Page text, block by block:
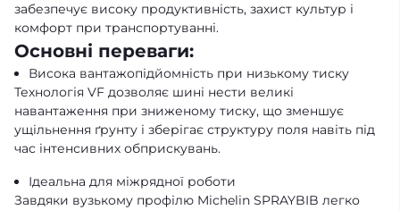
забезпечує високу продуктивність, захист культур і
комфорт при транспортуванні.
Основні переваги:
Висока вантажопідйомність при низькому тиску
Технологія VF дозволяє шині нести великі
навантаження при зниженому тиску, що зменшує
ущільнення ґрунту і зберігає структуру поля навіть під
час інтенсивних обприскувань.
Ідеальна для міжрядної роботи
Завдяки вузькому профілю Michelin SPRAYBIB легко